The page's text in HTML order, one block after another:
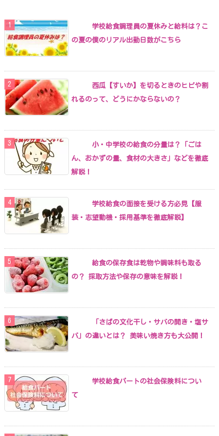
学校給食調理員の夏休みと給料は？こ
の夏の僕のリアル出勤日数がこちら
西瓜【すいか】を切るときのヒビや割
れるのって、どうにかならないの？
小・中学校の給食の分量は？「ごは
ん、おかずの量、食材の大きさ」などを徹底
解説！
学校給食の面接を受ける方必見【服
装・志望動機・採用基準を徹底解説】
給食の保存食は乾物や調味料も取る
の？ 採取方法や保存の意味を解説！
「さばの文化干し・サバの開き・塩サ
バ」の違いとは？ 美味い焼き方も大公開！
学校給食パートの社会保険料につい
て